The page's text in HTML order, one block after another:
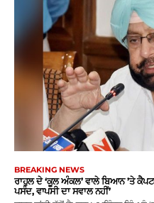
BREAKING NEWS
ਰਾਹੁਲ ਦੇ ‘ਕੂਲ ਅੰਕਲ’ ਵਾਲੇ ਬਿਆਨ ’ਤੇ
ਪਸੰਦ, ਵਾਪਸੀ ਦਾ ਸਵਾਲ ਨਹੀਂ’